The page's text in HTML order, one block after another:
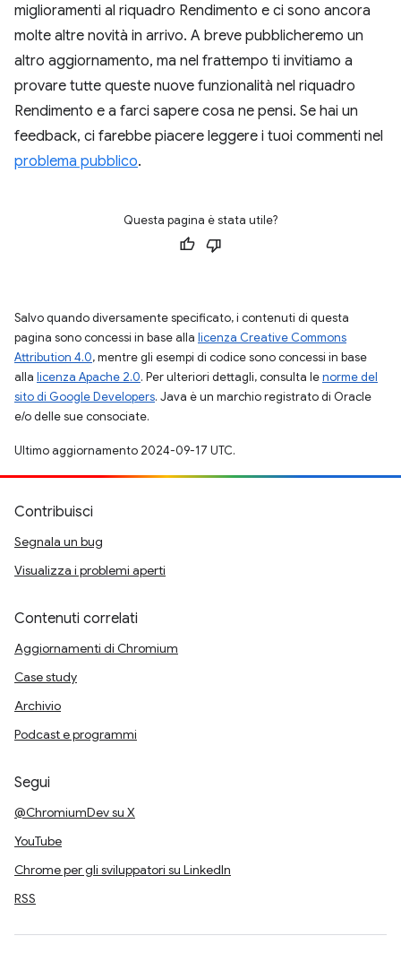
miglioramenti al riquadro Rendimento e ci sono ancora
molte altre novità in arrivo. A breve pubblicheremo un
altro aggiornamento, ma nel frattempo ti invitiamo a
provare tutte queste nuove funzionalità nel riquadro
Rendimento e a farci sapere cosa ne pensi. Se hai un
feedback, ci farebbe piacere leggere i tuoi commenti nel
problema pubblico.
Questa pagina è stata utile?
Salvo quando diversamente specificato, i contenuti di questa
pagina sono concessi in base alla licenza Creative Commons
Attribution 4.0, mentre gli esempi di codice sono concessi in base
alla licenza Apache 2.0. Per ulteriori dettagli, consulta lenorme del
sito di Google Developers. Java è un marchio registrato di Oracle
e/o delle sue consociate.
Ultimo aggiornamento 2024-09-17 UTC.
Contribuisci
Segnala un bug
Visualizza i problemi aperti
Contenuti correlati
Aggiornamenti di Chromium
Case study
Archivio
Podcast e programmi
Segui
@ChromiumDev su X
YouTube
Chrome per gli sviluppatori su LinkedIn
RSS